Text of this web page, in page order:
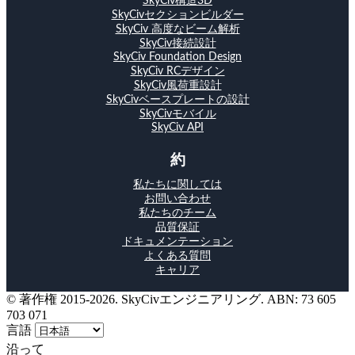
SkyCivセクションビルダー
SkyCiv 高度なビーム解析
SkyCiv接続設計
SkyCiv Foundation Design
SkyCiv RCデザイン
SkyCiv風荷重設計
SkyCivベースプレートの設計
SkyCivモバイル
SkyCiv API
約
私たちに関しては
お問い合わせ
私たちのチーム
品質保証
ドキュメンテーション
よくある質問
キャリア
© 著作権 2015-2026. SkyCivエンジニアリング. ABN: 73 605
703 071
言語
沿って